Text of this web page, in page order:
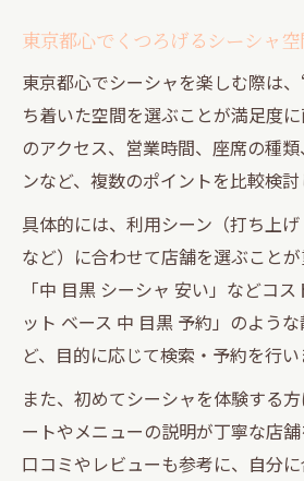
東京都心でくつろげるシーシャ
東京都心でシーシャを楽しむ際は
ち着いた空間を選ぶことが満足度
のアクセス、営業時間、座席の種
ンなど、複数のポイントを比較検討
具体的には、利用シーン（打ち上
など）に合わせて店舗を選ぶこと
「中 目黒 シーシャ 安い」などコ
ット ベース 中 目黒 予約」のよう
ど、目的に応じて検索・予約を行い
また、初めてシーシャを体験する
ートやメニューの説明が丁寧な店舗
口コミやレビューも参考に、自分